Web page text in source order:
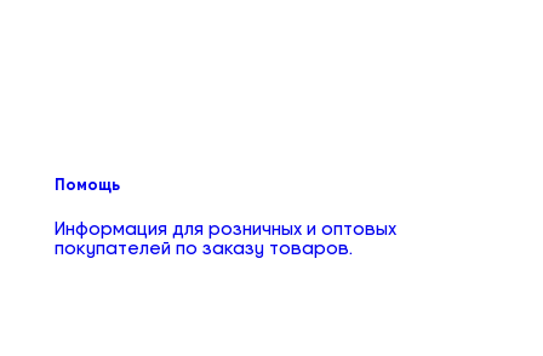
Помощь
Информация для розничных и оптовых
покупателей по заказу товаров.